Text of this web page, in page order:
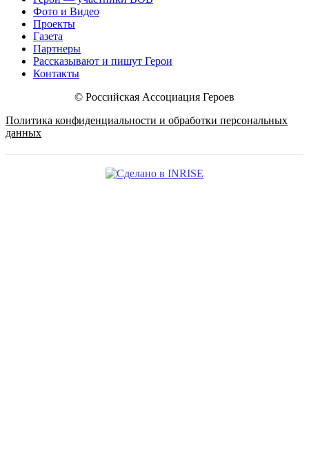
Фото и Видео
Проекты
Газета
Партнеры
Рассказывают и пишут Герои
Контакты
© Российская Ассоциация Героев
Политика конфиденциальности и обработки персональных
данных